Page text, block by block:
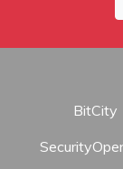
BitCity